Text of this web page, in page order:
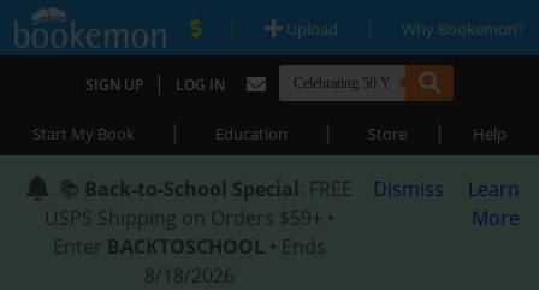
| Upload | Why Bookemon?
SIGN UP | LOG IN
Start My Book | Education | Store | Help
📚 Back-to-School Special: FREE
USPS Shipping on Orders $59+ •
Enter BACKTOSCHOOL • Ends
8/18/2026
Dismiss
Learn
More